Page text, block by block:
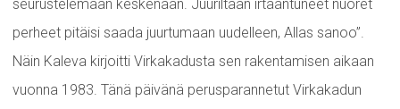
seurustelemaan keskenään. Juuriltaan irtaantuneet nuoret
perheet pitäisi saada juurtumaan uudelleen, Allas sanoo”.
Näin Kaleva kirjoitti Virkakadusta sen rakentamisen aikaan
vuonna 1983. Tänä päivänä perusparannetut Virkakadun